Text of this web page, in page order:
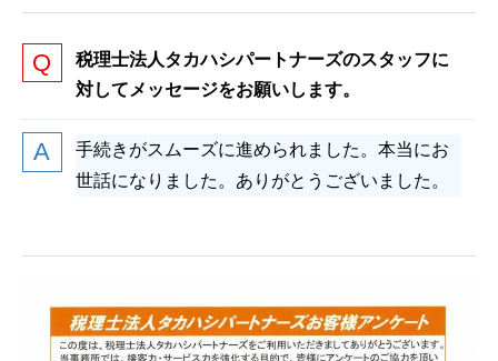
税理士法人タカハシパートナーズのスタッフに
対してメッセージをお願いします。
手続きがスムーズに進められました。本当にお
世話になりました。ありがとうございました。